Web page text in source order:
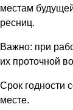
местам
ресниц.
Важно: при
их проточной
Срок годности
месте.